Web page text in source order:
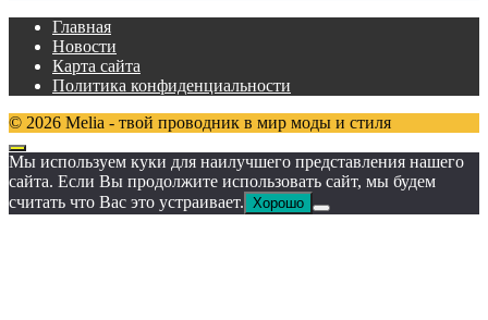
Главная
Новости
Карта сайта
Политика конфиденциальности
© 2026 Melia - твой проводник в мир моды и стиля
Мы используем куки для наилучшего представления нашего
сайта. Если Вы продолжите использовать сайт, мы будем
считать что Вас это устраивает. Хорошо